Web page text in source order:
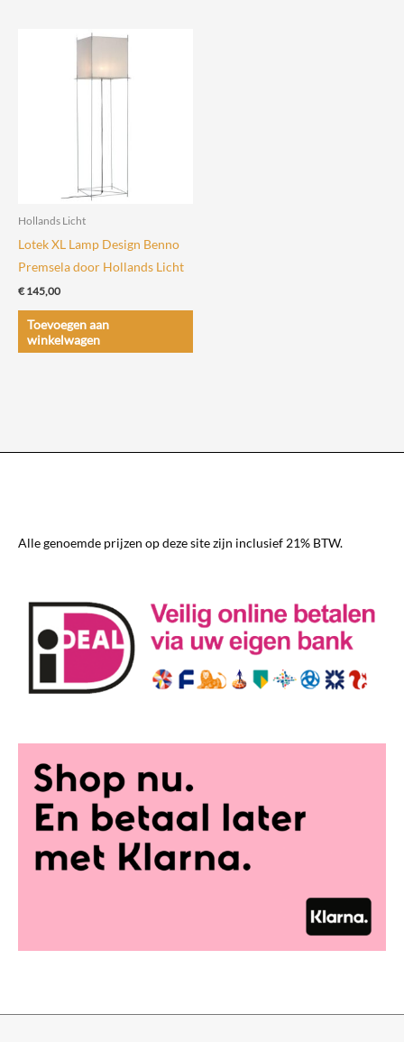
Hollands Licht
Lotek XL Lamp Design Benno
Premsela door Hollands Licht
€145,00
Toevoegen aan
winkelwagen
Alle genoemde prijzen op deze site zijn inclusief 21% BTW.